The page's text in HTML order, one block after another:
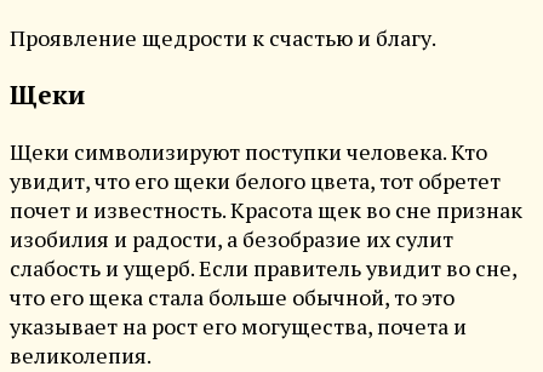
Проявление щедрости к счастью и благу.
Щеки
Щеки символизируют поступки человека. Кто
увидит, что его щеки белого цвета, тот обретет
почет и известность. Красота щек во сне признак
изобилия и радости, а безобразие их сулит
слабость и ущерб. Если правитель увидит во сне,
что его щека стала больше обычной, то это
указывает на рост его могущества, почета и
великолепия.